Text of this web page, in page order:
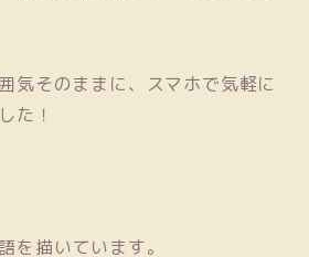
気そのままに、スマホで気軽に
た！
を描いています。